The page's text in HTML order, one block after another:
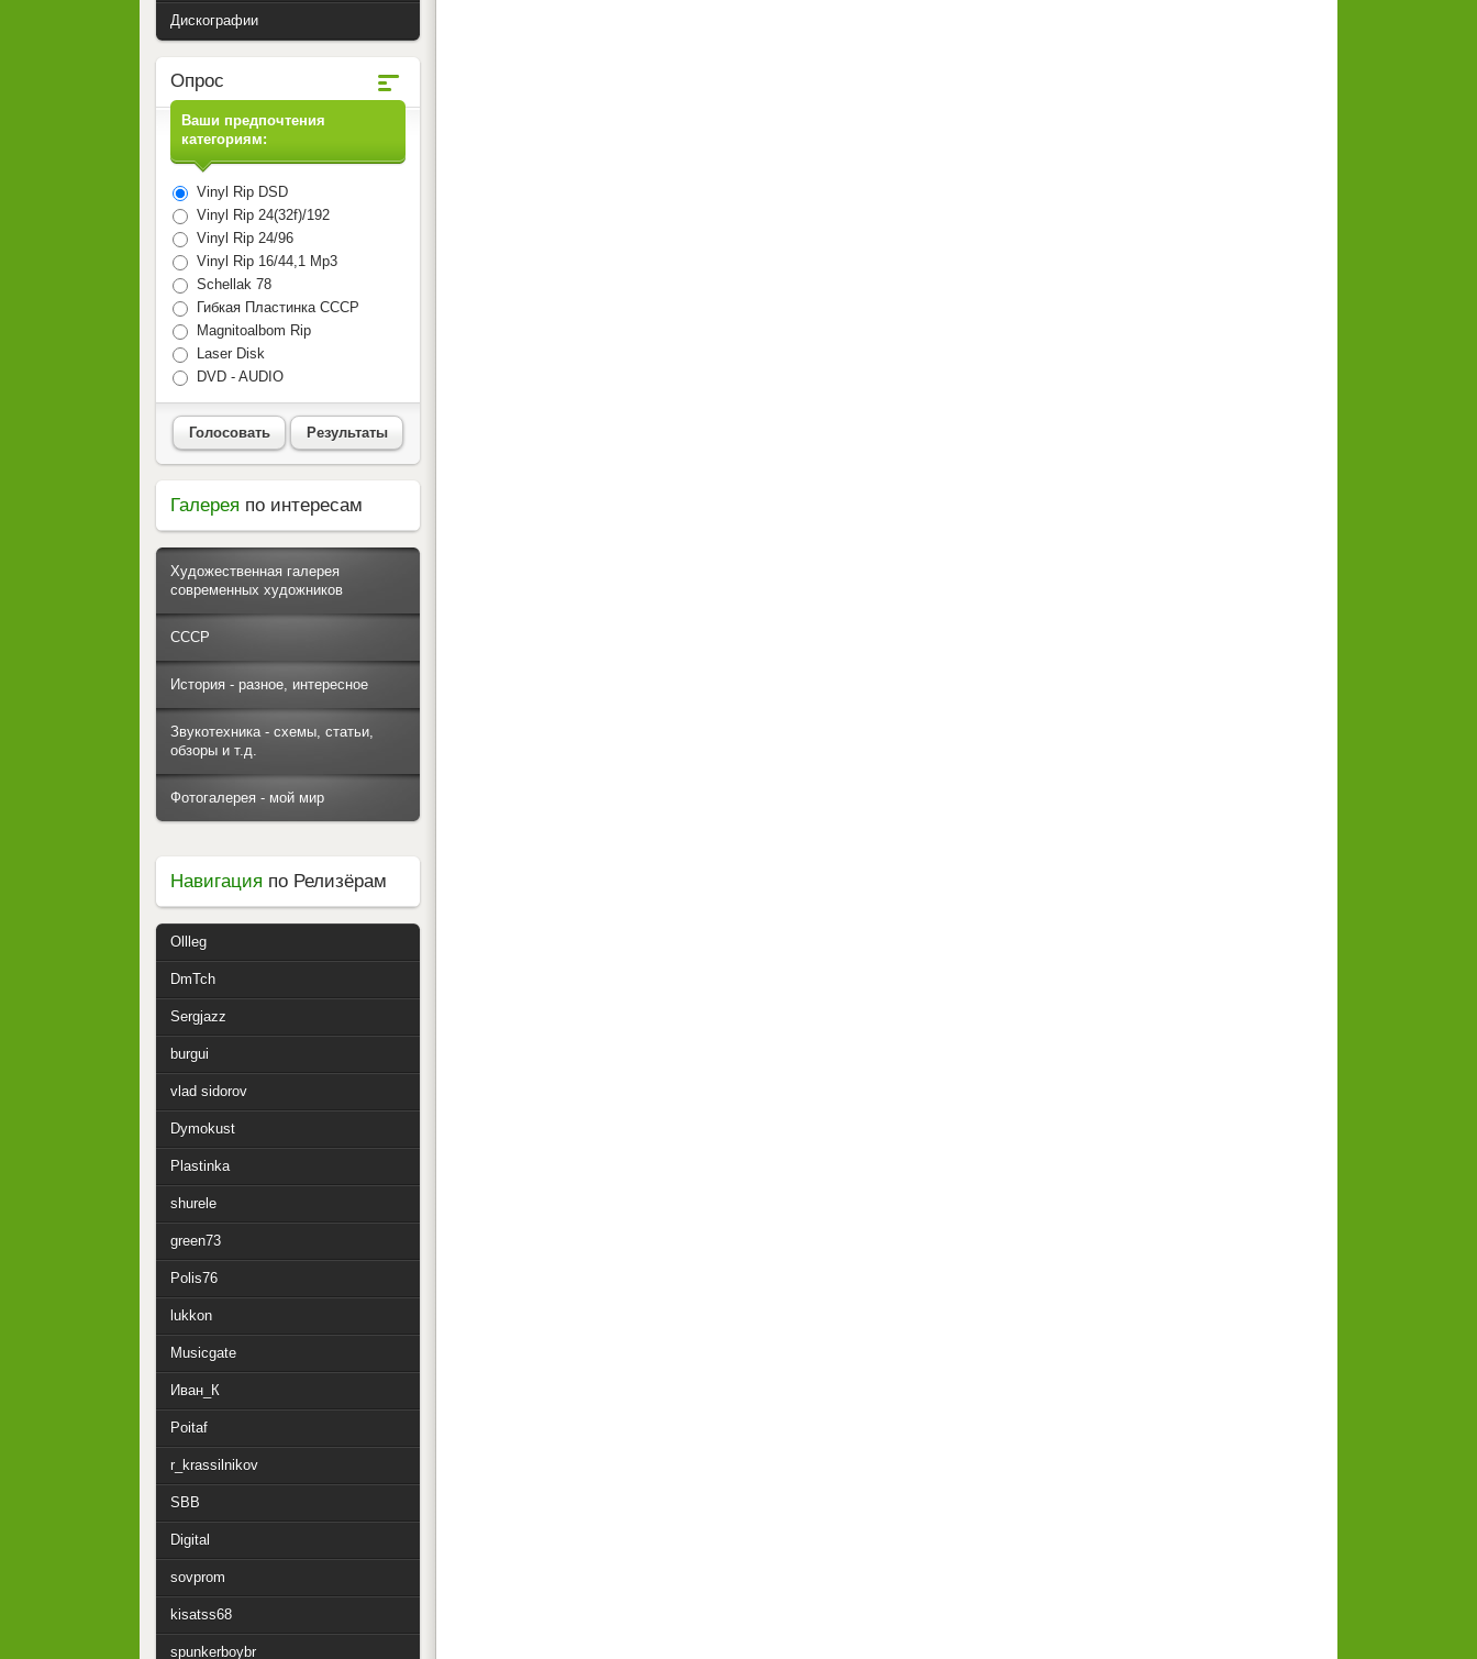
Дискографии
Опрос
Ваши предпочтения
категориям:
Vinyl Rip DSD
Vinyl Rip 24(32f)/192
Vinyl Rip 24/96
Vinyl Rip 16/44,1 Mp3
Schellak 78
Гибкая Пластинка СССР
Magnitoalbom Rip
Laser Disk
DVD - AUDIO
Голосовать Результаты
Галерея по интересам
Художественная галерея
современных художников
СССР
История - разное, интересное
Звукотехника - схемы, статьи,
обзоры и т.д.
Фотогалерея - мой мир
Навигация по Релизёрам
Ollleg
DmTch
Sergjazz
burgui
vlad sidorov
Dymokust
Plastinka
shurele
green73
Polis76
lukkon
Musicgate
Иван_К
Poitaf
r_krassilnikov
SBB
Digital
sovprom
kisatss68
spunkerboybr